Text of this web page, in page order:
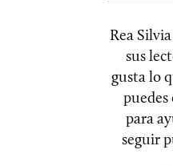
Rea
sus
gusta lo
para
seguir